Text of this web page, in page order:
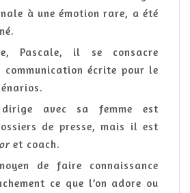
à une émotion rare, a été
Pascale, il se consacre
communication écrite pour le
dirige avec sa femme est
de presse, mais il est
et coach.
de faire connaissance
ce que l’on adore ou